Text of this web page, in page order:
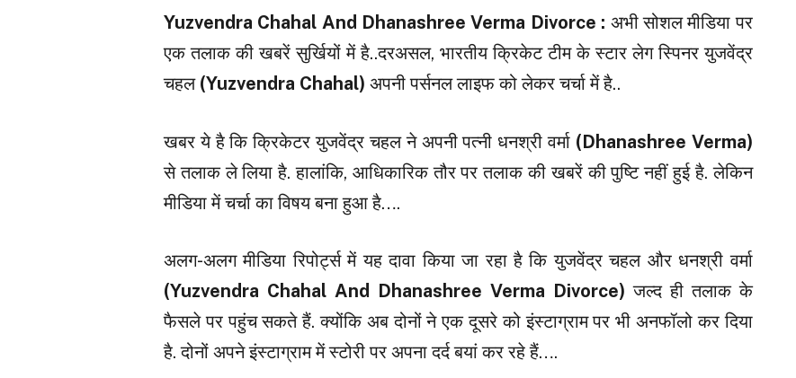
Yuzvendra Chahal And Dhanashree Verma Divorce : अभी सोशल मीडिया पर
एक तलाक की खबरें सुर्खियों में है..दरअसल, भारतीय क्रिकेट टीम के स्टार लेग स्पिनर युजवेंद्र
चहल(Yuzvendra Chahal) अपनी पर्सनल लाइफ को लेकर चर्चा में है..
खबर ये है कि क्रिकेटर युजवेंद्र चहल ने अपनी पत्नी धनश्री वर्मा (Dhanashree Verma)
से तलाक ले लिया है. हालांकि, आधिकारिक तौर पर तलाक की खबरें की पुष्टि नहीं हुई है. लेकिन
मीडिया में चर्चा का विषय बना हुआ है….
अलग-अलग मीडिया रिपोर्ट्स में यह दावा किया जा रहा है कि युजवेंद्र चहल और धनश्री वर्मा
(Yuzvendra Chahal And Dhanashree Verma Divorce)जल्द ही तलाक के
फैसले पर पहुंच सकते हैं. क्योंकि अब दोनों ने एक दूसरे को इंस्टाग्राम पर भी अनफॉलो कर दिया
है. दोनों अपने इंस्टाग्राम में स्टोरी पर अपना दर्द बयां कर रहे हैं….